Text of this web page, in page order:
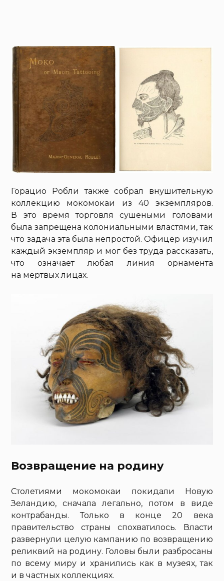
Горацио Робли также собрал внушительную
коллекцию мокомокаи из 40 экземпляров.
В это время торговля сушеными головами
была запрещена колониальными властями, так
что задача эта была непростой. Офицер изучил
каждый экземпляр и мог без труда рассказать,
что означает любая линия орнамента
на мертвых лицах.
Возвращение на родину
Столетиями мокомокаи покидали Новую
Зеландию, сначала легально, потом в виде
контрабанды. Только в конце 20 века
правительство страны спохватилось. Власти
развернули целую кампанию по возвращению
реликвий на родину. Головы были разбросаны
по всему миру и хранились как в музеях, так
и в частных коллекциях.